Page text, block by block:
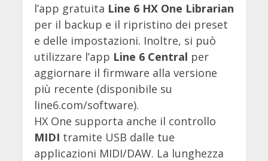
l’app gratuita Line 6 HX One Librarian
per il backup e il ripristino dei preset
e delle impostazioni. Inoltre, si può
utilizzare l’app Line 6 Central per
aggiornare il firmware alla versione
più recente (disponibile su
line6.com/software).
HX One supporta anche il controllo
MIDI tramite USB dalle tue
applicazioni MIDI/DAW. La lunghezza